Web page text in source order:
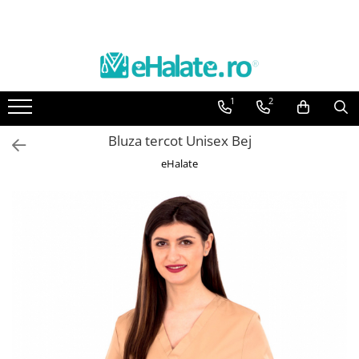
Toate Produsele
Bluze Unisex
Costume Unisex
Bluze unisex cu imprimeuri
Halate medicale femei
1 2
Bluza tercot Unisex Bej
eHalate